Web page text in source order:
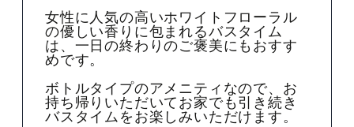
女性に人気の高いホワイトフローラル
の優しい香りに包まれるバスタイム
は、一日の終わりのご褒美にもおすす
めです。
ボトルタイプのアメニティなので、お
持ち帰りいただいてお家でも引き続き
バスタイムをお楽しみいただけます。